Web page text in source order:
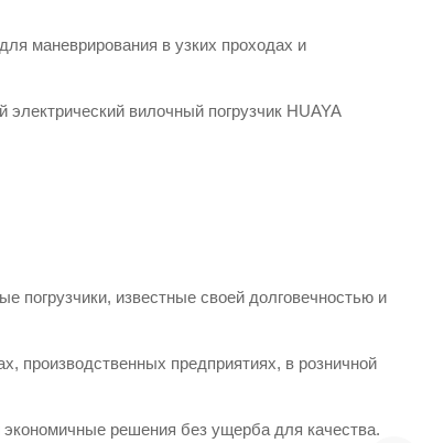
маневрирования в узких проходах и
вилочный погрузчик HUAYA
погрузчики, известные своей долговечностью и
производственных предприятиях, в розничной
решения без ущерба для качества.